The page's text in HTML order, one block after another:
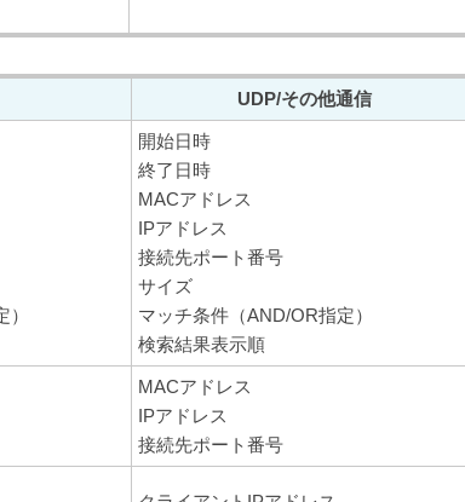
UDP/その他通信
開始日時
終了日時
MACアドレス
IPアドレス
接続先ポート番号
サイズ
マッチ条件（AND/OR指定）
検索結果表示順
MACアドレス
IPアドレス
接続先ポート番号